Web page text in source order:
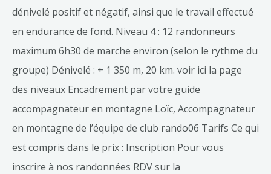
dénivelé positif et négatif, ainsi que le travail effectué
en endurance de fond. Niveau 4 : 12 randonneurs
maximum 6h30 de marche environ (selon le rythme du
groupe) Dénivelé : + 1 350 m, 20 km. voir ici la page
des niveaux Encadrement par votre guide
accompagnateur en montagne Loïc, Accompagnateur
en montagne de l’équipe de club rando06 Tarifs Ce qui
est compris dans le prix : Inscription Pour vous
inscrire à nos randonnées RDV sur la